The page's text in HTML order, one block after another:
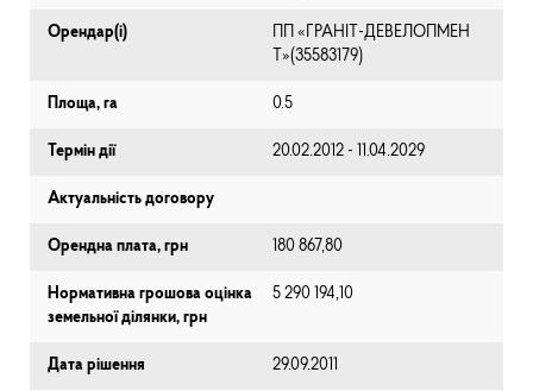
Орендар(і)
ПП «ГРАНІТ-ДЕВЕЛОПМЕН
Т»(35583179)
Площа, га 0.5
Термін дії 20.02.2012 - 11.04.2029
Актуальність договору
Орендна плата, грн 180 867,80
Нормативна грошова оцінка
земельної ділянки, грн
5 290 194,10
Дата рішення 29.09.2011